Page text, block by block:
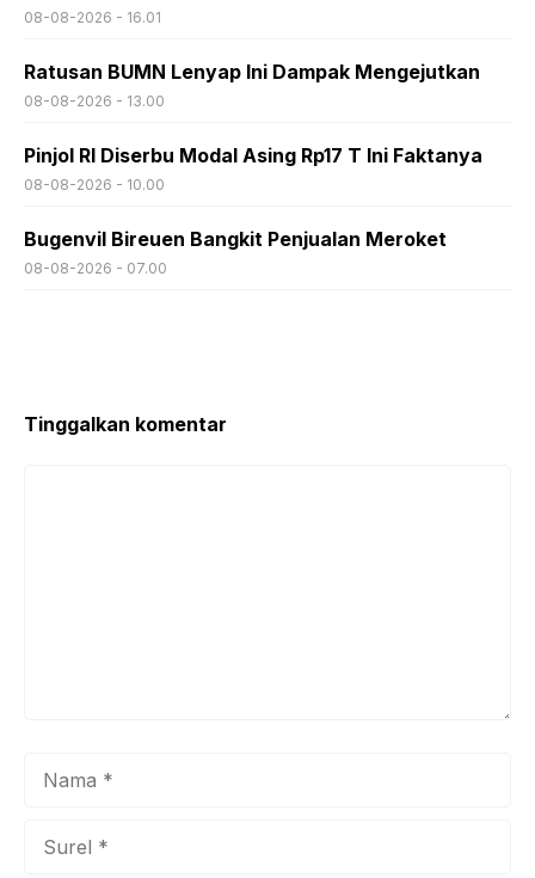
08-08-2026 - 16.01
Ratusan BUMN Lenyap Ini Dampak Mengejutkan
08-08-2026 - 13.00
Pinjol RI Diserbu Modal Asing Rp17 T Ini Faktanya
08-08-2026 - 10.00
Bugenvil Bireuen Bangkit Penjualan Meroket
08-08-2026 - 07.00
Tinggalkan komentar